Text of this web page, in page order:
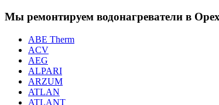
Мы ремонтируем водонагреватели в
ABE Therm
ACV
AEG
ALPARI
ARZUM
ATLAN
ATLANT